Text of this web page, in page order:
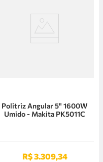
Politriz Angular 5" 1600W
Umido - Makita PK5011C
R$3.309,34